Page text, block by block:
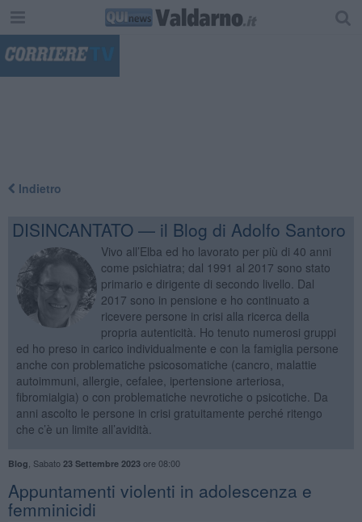
Indietro
DISINCANTATO — il Blog di Adolfo Santoro
Vivo all’Elba ed ho lavorato per più di 40 anni
come psichiatra; dal 1991 al 2017 sono stato
primario e dirigente di secondo livello. Dal
2017 sono in pensione e ho continuato a
ricevere persone in crisi alla ricerca della
propria autenticità. Ho tenuto numerosi gruppi
ed ho preso in carico individualmente e con la famiglia persone
anche con problematiche psicosomatiche (cancro, malattie
autoimmuni, allergie, cefalee, ipertensione arteriosa,
fibromialgia) o con problematiche nevrotiche o psicotiche. Da
anni ascolto le persone in crisi gratuitamente perché ritengo
che c’è un limite all’avidità.
Blog Sabato 23 Settembre 2023ore 08:00
​Appuntamenti violenti in adolescenza e
femminicidi